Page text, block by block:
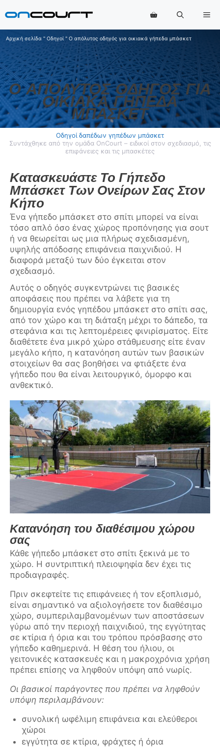
στο
Αρχική σελίδα " Οδηγοί " Ο απόλυτος οδηγός για οικιακά γήπεδα μπάσκετ
Ο ΑΠΌΛΥΤΟΣ ΟΔΗΓΌΣ ΓΙΑ
ΟΙΚΙΑΚΆ ΓΉΠΕΔΑ
ΜΠΆΣΚΕΤ
Οδηγοί δαπέδων γηπέδων μπάσκετ
Συντάχθηκε από την ομάδα OnCourt – ειδικοί στον σχεδιασμό, τις
επιφάνειες και τις μπασκέτες
Κατασκευάστε Το Γήπεδο
Μπάσκετ Των Ονείρων Σας Στον
Κήπο
Ένα γήπεδο μπάσκετ στο σπίτι μπορεί να είναι
τόσο απλό όσο ένας χώρος προπόνησης για σουτ
ή να θεωρείται ως μια πλήρως σχεδιασμένη,
υψηλής απόδοσης επιφάνεια παιχνιδιού. Η
διαφορά μεταξύ των δύο έγκειται στον
σχεδιασμό.
Αυτός ο οδηγός συγκεντρώνει τις βασικές
αποφάσεις που πρέπει να λάβετε για τη
δημιουργία ενός γηπέδου μπάσκετ στο σπίτι σας,
από τον χώρο και τη διάταξη μέχρι το δάπεδο, τα
στεφάνια και τις λεπτομέρειες φινιρίσματος. Είτε
διαθέτετε ένα μικρό χώρο στάθμευσης είτε έναν
μεγάλο κήπο, η κατανόηση αυτών των βασικών
στοιχείων θα σας βοηθήσει να φτιάξετε ένα
γήπεδο που θα είναι λειτουργικό, όμορφο και
ανθεκτικό.
Κατανόηση του διαθέσιμου χώρου
σας
Κάθε γήπεδο μπάσκετ στο σπίτι ξεκινά με το
χώρο. Η συντριπτική πλειοψηφία δεν έχει τις
προδιαγραφές.
Πριν σκεφτείτε τις επιφάνειες ή τον εξοπλισμό,
είναι σημαντικό να αξιολογήσετε τον διαθέσιμο
χώρο, συμπεριλαμβανομένων των αποστάσεων
γύρω από την περιοχή παιχνιδιού, της εγγύτητας
σε κτίρια ή όρια και του τρόπου πρόσβασης στο
γήπεδο καθημερινά. Η θέση του ήλιου, οι
γειτονικές κατασκευές και η μακροχρόνια χρήση
πρέπει επίσης να ληφθούν υπόψη από νωρίς.
Οι βασικοί παράγοντες που πρέπει να ληφθούν
υπόψη περιλαμβάνουν:
συνολική ωφέλιμη επιφάνεια και ελεύθεροι
χώροι
εγγύτητα σε κτίρια, φράχτες ή όρια